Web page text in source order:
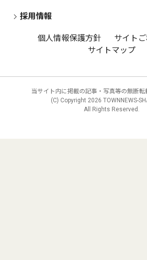
採用情報
個人情報保護方針
サイト
サイトマップ
当サイト内に掲載の記事・写真等の無断転
(C) Copyright 2026 TOWNNEWS-
All Rights Reserved.